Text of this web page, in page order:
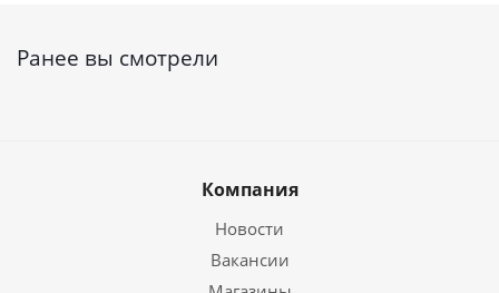
Ранее вы смотрели
Компания
Новости
Вакансии